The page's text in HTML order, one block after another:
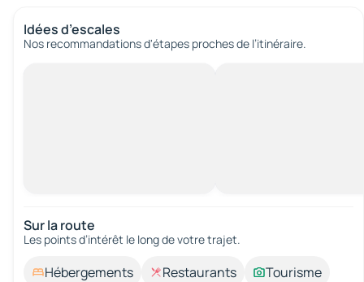
Idées d’escales
Nos recommandations d'étapes proches de l’itinéraire.
Sur la route
Les points d’intérêt le long de votre trajet.
Hébergements Restaurants
Tourisme